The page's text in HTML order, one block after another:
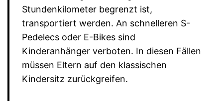
Stundenkilometer begrenzt ist,
transportiert werden. An schnelleren S-
Pedelecs oder E-Bikes sind
Kinderanhänger verboten. In diesen Fällen
müssen Eltern auf den klassischen
Kindersitz zurückgreifen.